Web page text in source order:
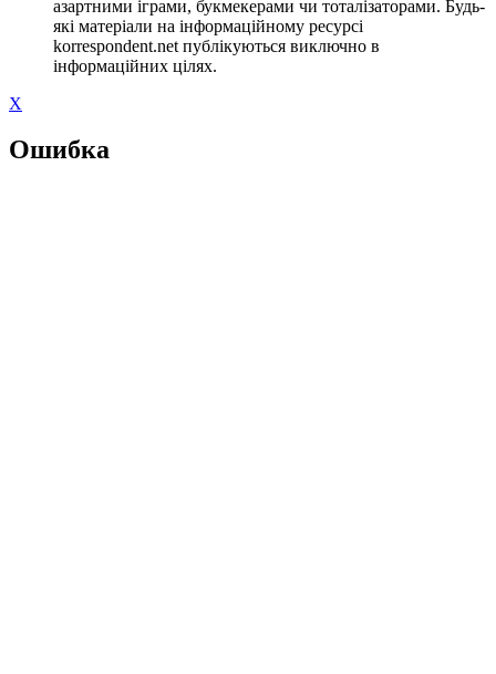
азартними іграми, букмекерами чи тоталізаторами. Будь-
які матеріали на інформаційному ресурсі
korrespondent.net публікуються виключно в
інформаційних цілях.
X
Ошибка